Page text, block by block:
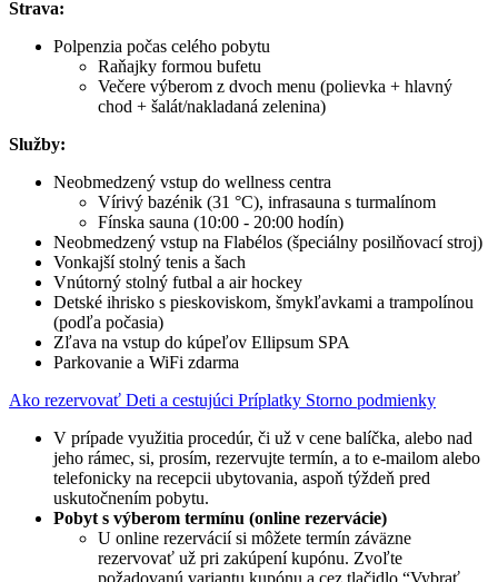
Strava:
Polpenzia počas celého pobytu
Raňajky formou bufetu
Večere výberom z dvoch menu (polievka + hlavný
chod + šalát/nakladaná zelenina)
Služby:
Neobmedzený vstup do wellness centra
Vírivý bazénik (31 °C), infrasauna s turmalínom
Fínska sauna (10:00 - 20:00 hodín)
Neobmedzený vstup na Flabélos (špeciálny posilňovací stroj)
Vonkajší stolný tenis a šach
Vnútorný stolný futbal a air hockey
Detské ihrisko s pieskoviskom, šmykľavkami a trampolínou
(podľa počasia)
Zľava na vstup do kúpeľov Ellipsum SPA
Parkovanie a WiFi zdarma
Ako rezervovať Deti a cestujúci Príplatky Storno podmienky
V prípade využitia procedúr, či už v cene balíčka, alebo nad
jeho rámec, si, prosím, rezervujte termín, a to e-mailom alebo
telefonicky na recepcii ubytovania, aspoň týždeň pred
uskutočnením pobytu.
Pobyt s výberom termínu (online rezervácie)
U online rezervácií si môžete termín záväzne
rezervovať už pri zakúpení kupónu. Zvoľte
požadovanú variantu kupónu a cez tlačidlo “Vybrať